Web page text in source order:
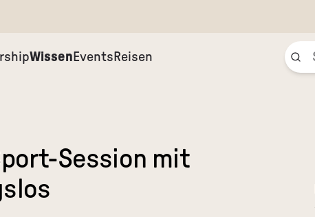
Wissen Events Reisen
Session mit